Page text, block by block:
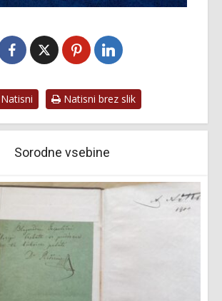
Natisni Natisni brez slik
Sorodne vsebine